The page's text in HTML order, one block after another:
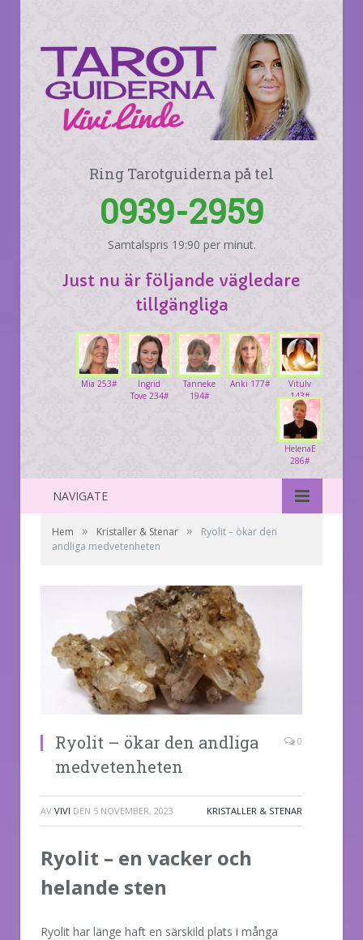
Ring Tarotguiderna på tel
0939-2959
Samtalspris 19:90 per minut.
Just nu är följande vägledare
tillgängliga
Vitulv
143#
Anki 177#
Tanneke
194#
Ingrid
Tove 234#
Mia 253#
HelenaE
286#
NAVIGATE
Hem » Kristaller & Stenar »
Ryolit – ökar den
andliga medvetenheten
Ryolit – ökar den andliga
medvetenheten
0
AV VIVI DEN 5 NOVEMBER, 2023 KRISTALLER & STENAR
Ryolit – en vacker och
helande sten
Ryolit har länge haft en särskild plats i många